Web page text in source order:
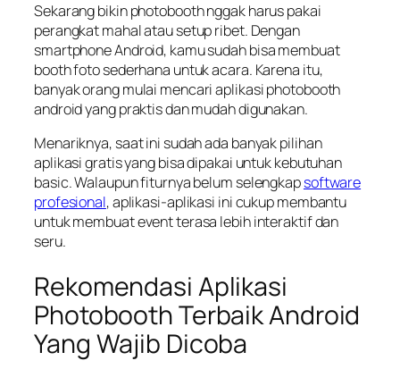
Sekarang bikin photobooth nggak harus pakai
perangkat mahal atau setup ribet. Dengan
smartphone Android, kamu sudah bisa membuat
booth foto sederhana untuk acara. Karena itu,
banyak orang mulai mencari aplikasi photobooth
android yang praktis dan mudah digunakan.
Menariknya, saat ini sudah ada banyak pilihan
aplikasi gratis yang bisa dipakai untuk kebutuhan
basic. Walaupun fiturnya belum selengkapsoftware
profesional, aplikasi-aplikasi ini cukup membantu
untuk membuat event terasa lebih interaktif dan
seru.
Rekomendasi Aplikasi
Photobooth Terbaik Android
Yang Wajib Dicoba